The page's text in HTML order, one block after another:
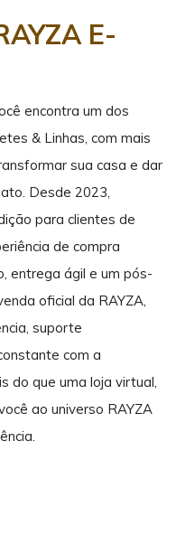
E-
encontra um dos
& Linhas, com mais
sua casa e dar
Desde 2023,
para clientes de
de compra
entrega ágil e um pós-
oficial da RAYZA,
suporte
com a
do que uma loja virtual,
ao universo RAYZA